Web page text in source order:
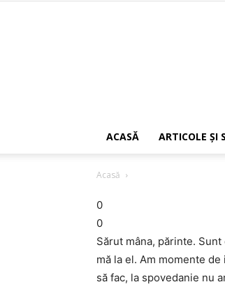
ACASĂ ARTICOLE ŞI
Acasă
0
0
Sărut mâna, părinte.
mă la el. Am momente
să fac, la spovedanie nu